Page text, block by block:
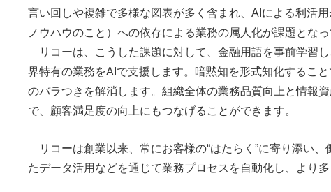
言い回しや複雑で多様な図表が多く含まれ、AIによる利活
ノウハウのこと）への依存による業務の属人化が課題となっ
リコーは、こうした課題に対して、金融用語を事前学習
界特有の業務をAIで支援します。暗黙知を形式知化するこ
のバラつきを解消します。組織全体の業務品質向上と情報
で、顧客満足度の向上にもつなげることができます。
リコーは創業以来、常にお客様の“はたらく”に寄り添い
たデータ活用などを通じて業務プロセスを自動化し、より